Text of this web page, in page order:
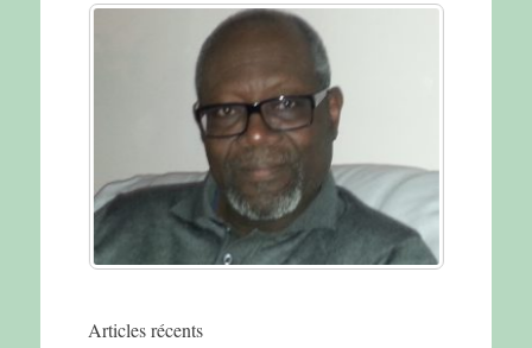
Articles récents